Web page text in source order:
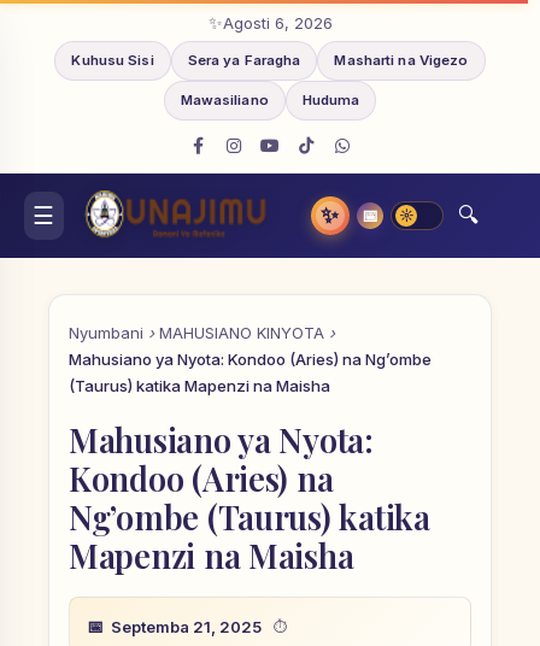
Agosti 6, 2026
Kuhusu Sisi Sera ya Faragha Masharti na Vigezo
Mawasiliano Huduma
✨ 📅
Nyumbani
MAHUSIANO KINYOTA
Mahusiano ya Nyota: Kondoo (Aries) na Ng’ombe
(Taurus) katika Mapenzi na Maisha
Mahusiano ya Nyota:
Kondoo (Aries) na
Ng’ombe (Taurus) katika
Mapenzi na Maisha
Septemba 21, 2025